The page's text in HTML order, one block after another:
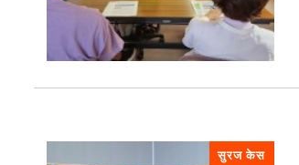
सुरज केस